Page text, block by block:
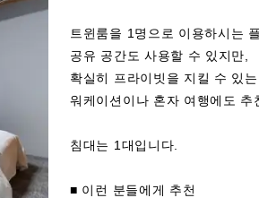
트윈룸을 1명으로 이용하시는
공유 공간도 사용할 수 있지만,
확실히 프라이빗을 지킬 수 있는
워케이션이나 혼자 여행에도 추
침대는 1대입니다.
■ 이런 분들에게 추천